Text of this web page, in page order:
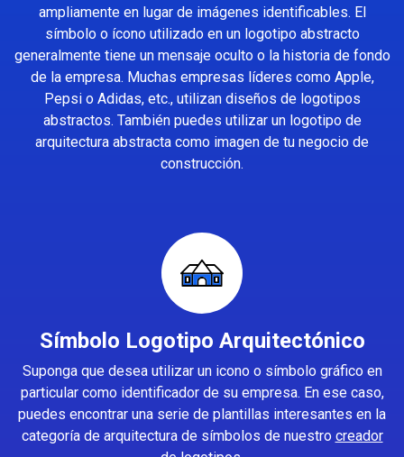
ampliamente en lugar de imágenes identificables. El
símbolo o ícono utilizado en un logotipo abstracto
generalmente tiene un mensaje oculto o la historia de fondo
de la empresa. Muchas empresas líderes como Apple,
Pepsi o Adidas, etc., utilizan diseños de logotipos
abstractos. También puedes utilizar un logotipo de
arquitectura abstracta como imagen de tu negocio de
construcción.
Símbolo Logotipo Arquitectónico
Suponga que desea utilizar un icono o símbolo gráfico en
particular como identificador de su empresa. En ese caso,
puedes encontrar una serie de plantillas interesantes en la
categoría de arquitectura de símbolos de nuestro creador